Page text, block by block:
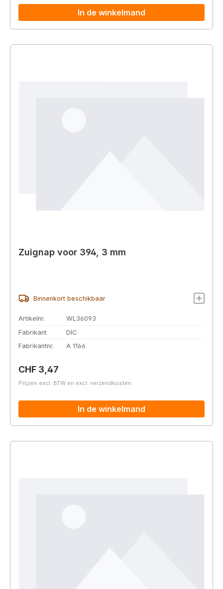
In de winkelmand
Zuignap voor 394, 3 mm
Binnenkort beschikbaar
Artikelnr.
WL36093
Fabrikant
DIC
Fabrikantnr.
A 1166
Normale prijs:
CHF 3,47
Prijzen excl. BTW en excl. verzendkosten
In de winkelmand